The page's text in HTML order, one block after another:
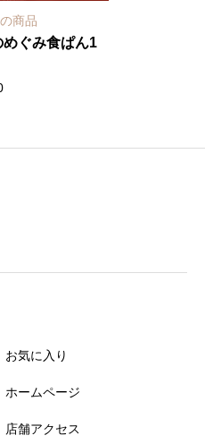
商品
めぐみ食ぱん1
お気に入り
ホームページ
店舗アクセス